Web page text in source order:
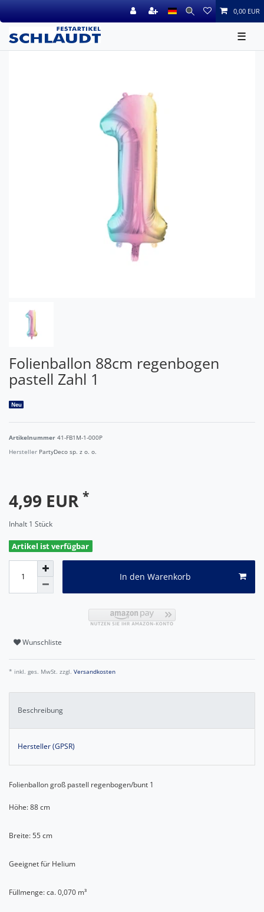
0,00 EUR
☰
Folienballon 88cm regenbogen
pastell Zahl 1
Neu
Artikelnummer 41-FB1M-1-000P
Hersteller PartyDeco sp. z o. o.
4,99 EUR *
Inhalt 1 Stück
Artikel ist verfügbar
In den Warenkorb
Wunschliste
* inkl. ges. MwSt. zzgl. Versandkosten
Beschreibung
Hersteller (GPSR)
Folienballon groß pastell regenbogen/bunt 1
Höhe: 88 cm
Breite: 55 cm
Geeignet für Helium
Füllmenge: ca. 0,070 m³